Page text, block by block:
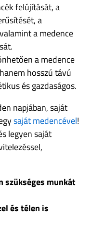
felújítását, a
a
a medence
a medence
hosszú távú
és gazdaságos.
napjában, saját
saját medencével!
legyen saját
szükséges munkát
és télen is